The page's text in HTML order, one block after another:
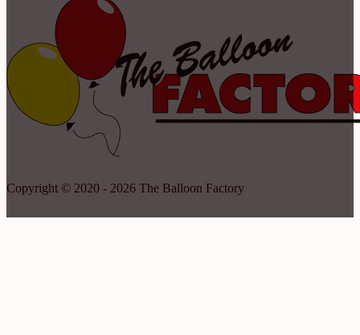
Copyright © 2020 - 2026 The Balloon Factory